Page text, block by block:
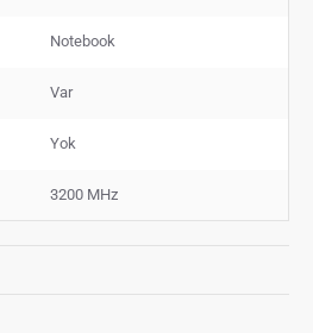
Notebook
Var
Yok
3200 MHz